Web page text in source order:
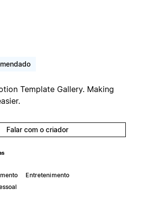
Template Gallery. Making
Falar com o criador
Entretenimento